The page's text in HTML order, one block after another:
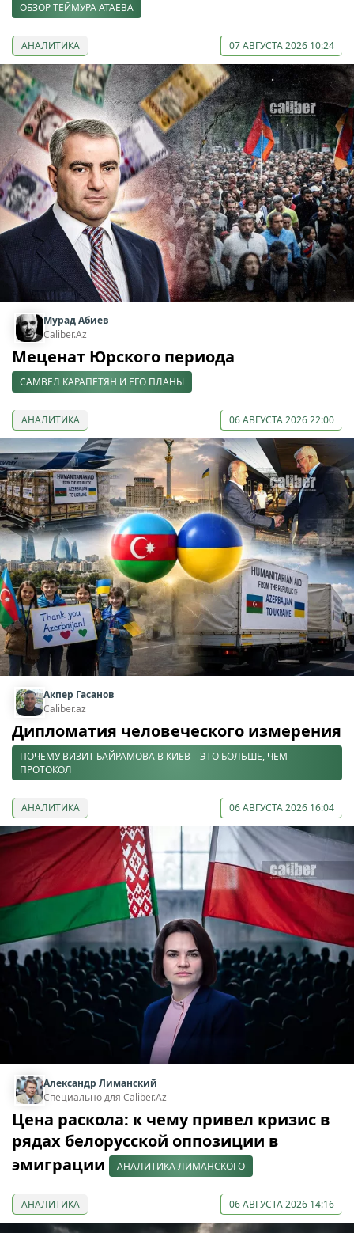
ОБЗОР ТЕЙМУРА АТАЕВА
АНАЛИТИКА 07 АВГУСТА 2026 10:24
Мурад Абиев
Caliber.Az
Меценат Юрского периода
САМВЕЛ КАРАПЕТЯН И ЕГО ПЛАНЫ
АНАЛИТИКА 06 АВГУСТА 2026 22:00
Акпер Гасанов
Caliber.az
Дипломатия человеческого измерения
ПОЧЕМУ ВИЗИТ БАЙРАМОВА В КИЕВ – ЭТО БОЛЬШЕ, ЧЕМ
ПРОТОКОЛ
АНАЛИТИКА 06 АВГУСТА 2026 16:04
Александр Лиманский
Специально для Caliber.Az
Цена раскола: к чему привел кризис в
рядах белорусской оппозиции в
эмиграции
АНАЛИТИКА ЛИМАНСКОГО
АНАЛИТИКА 06 АВГУСТА 2026 14:16